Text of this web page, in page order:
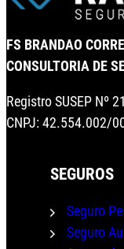
FS BRANDAO
CONSULTORIA DE
Registro SUSEP Nº
CNPJ: 42.554.002/
SEGUROS
Seguro
Seguro